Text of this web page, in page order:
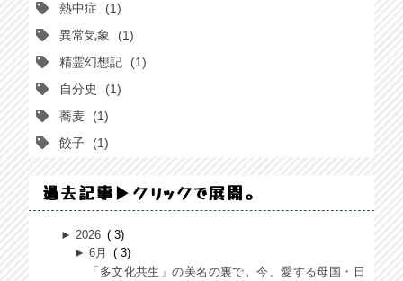
熱中症
1
異常気象
1
精霊幻想記
1
自分史
1
蕎麦
1
餃子
1
過去記事▶クリックで展開。
►2026
3
►6月
3
「多文化共生」の美名の裏で。今、愛する母国・日